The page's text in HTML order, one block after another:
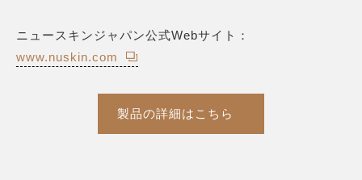
ニュースキンジャパン公式Webサイト：
www.nuskin.com
製品の詳細はこちら